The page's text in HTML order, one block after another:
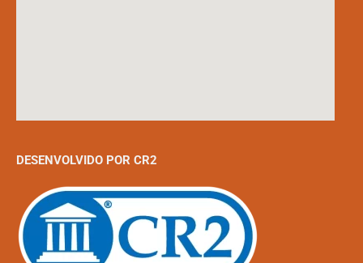
DESENVOLVIDO POR CR2